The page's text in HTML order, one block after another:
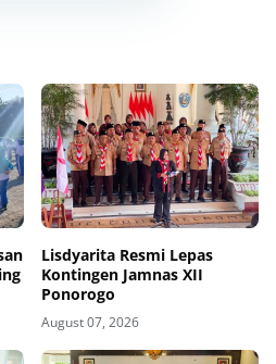
Lisdyarita Resmi Lepas
Kontingen Jamnas XII
Ponorogo
August 07, 2026